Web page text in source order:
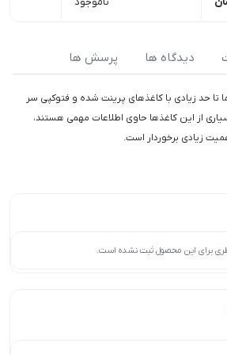
دیدگاه ها پرسش ها
تا حد زیادی با کاغذ‌های پرینت شده و فتوکپی سر
از این کاغذها حاوی اطلاعات مهمی هستند،
زیادی برخوردار است.
برای این محصول ثبت نشده است.